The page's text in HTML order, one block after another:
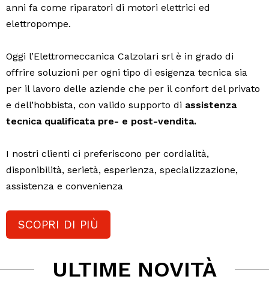
anni fa come riparatori di motori elettrici ed
elettropompe.
Oggi l’Elettromeccanica Calzolari srl è in grado di
offrire soluzioni per ogni tipo di esigenza tecnica sia
per il lavoro delle aziende che per il confort del privato
e dell’hobbista, con valido supporto di assistenza
tecnica qualificata pre- e post-vendita.
I nostri clienti ci preferiscono per cordialità,
disponibilità, serietà, esperienza, specializzazione,
assistenza e convenienza
SCOPRI DI PIÙ
ULTIME NOVITÀ